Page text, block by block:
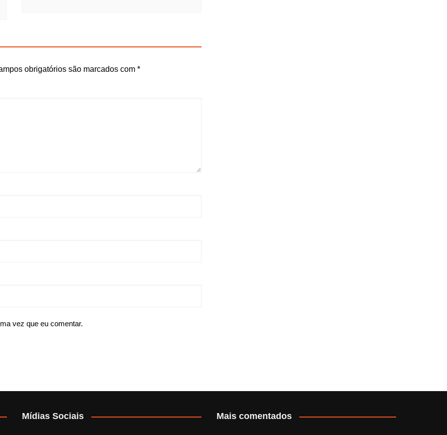
obrigatórios são marcados com *
vez que eu comentar.
Mídias Sociais Mais comentados